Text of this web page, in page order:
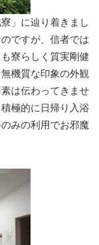
」に辿り着きまし
ですが、信者では
寮らしく質実剛健
機質な印象の外観
は伝わってきませ
極的に日帰り入浴
みの利用でお邪魔